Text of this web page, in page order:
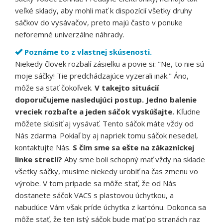
veľké sklady, aby mohli mať k dispozícií všetky druhy
sáčkov do vysávačov, preto majú často v ponuke
neforemné univerzálne náhrady.
Poznáme to z vlastnej skúsenosti.
Niekedy človek rozbalí zásielku a povie si: "Ne, to nie sú
moje sáčky! Tie predchádzajúce vyzerali inak." Áno,
môže sa stať čokoľvek. V takejto situácií
doporučujeme nasledujúci postup. Jedno balenie
vreciek rozbaľte a jeden sáčok vyskúšajte. Kľudne
môžete skúsiť aj vysávať. Tento sáčok máte vždy od
Nás zdarma. Pokiaľ by aj napriek tomu sáčok nesedel,
kontaktujte Nás. S čím sme sa ešte na zákazníckej
linke stretli? Aby sme boli schopný mať vždy na sklade
všetky sáčky, musíme niekedy urobiť na čas zmenu vo
výrobe. V tom prípade sa môže stať, že od Nás
dostanete sáčok VACS s plastovou úchytkou, a
nabudúce Vám však príde úchytka z kartónu. Dokonca sa
môže stať, že ten istý sáčok bude mať po stranách raz